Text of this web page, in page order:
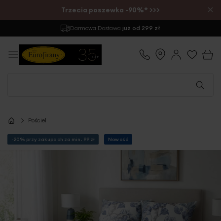
Trzecia poszewka -90%* >>> ×
Darmowa Dostawa już od 299 zł
Pościel
-20% przy zakupach za min. 99 zł Nowość